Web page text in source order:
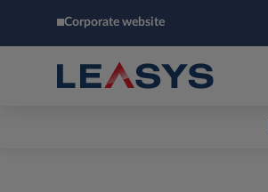
Corporate website